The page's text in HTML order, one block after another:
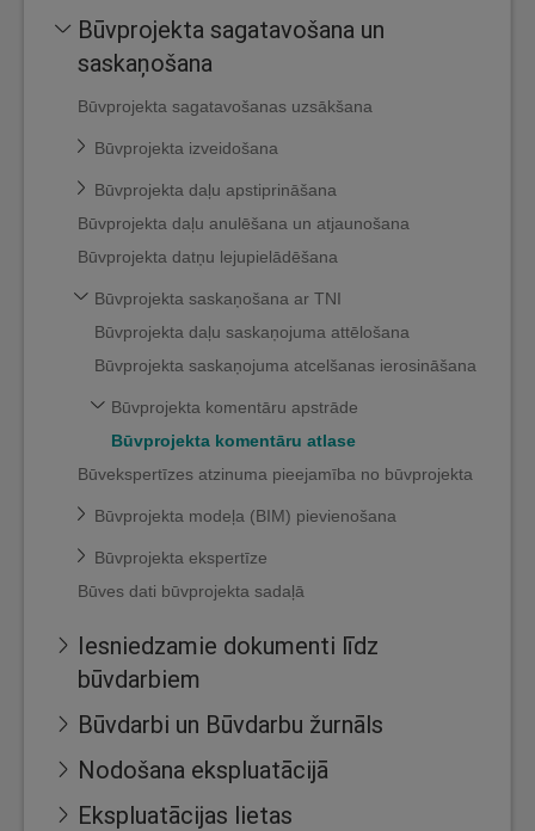
Būvprojekta sagatavošana un
saskaņošana
Būvprojekta sagatavošanas uzsākšana
Būvprojekta izveidošana
Būvprojekta daļu apstiprināšana
Būvprojekta daļu anulēšana un atjaunošana
Būvprojekta datņu lejupielādēšana
Būvprojekta saskaņošana ar TNI
Būvprojekta daļu saskaņojuma attēlošana
Būvprojekta saskaņojuma atcelšanas ierosināšana
Būvprojekta komentāru apstrāde
Būvprojekta komentāru atlase
Būvekspertīzes atzinuma pieejamība no būvprojekta
Būvprojekta modeļa (BIM) pievienošana
Būvprojekta ekspertīze
Būves dati būvprojekta sadaļā
Iesniedzamie dokumenti līdz
būvdarbiem
Būvdarbi un Būvdarbu žurnāls
Nodošana ekspluatācijā
Ekspluatācijas lietas